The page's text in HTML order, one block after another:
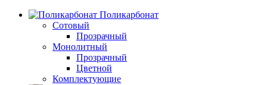
Поликарбонат
Сотовый
Прозрачный
Монолитный
Прозрачный
Цветной
Комплектующие